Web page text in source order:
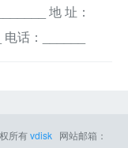
地 址：
话：______
所有vdisk 网站邮箱：